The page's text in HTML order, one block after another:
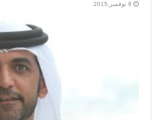
9 نوفمبر,2015